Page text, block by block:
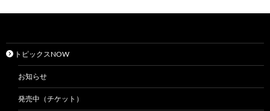
トピックスNOW
お知らせ
発売中（チケット）